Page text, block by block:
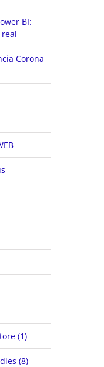
BI:
Corona
(1)
(8)